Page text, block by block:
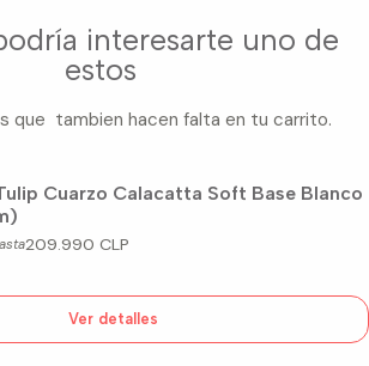
interesarte uno de
estos
que tambien hacen falta en tu carrito.
Cuarzo Calacatta Soft Base Blanco
209.990 CLP
Ver detalles